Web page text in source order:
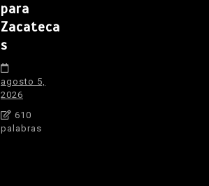
para
Zacateca
s
agosto 5,
2026
610
palabras